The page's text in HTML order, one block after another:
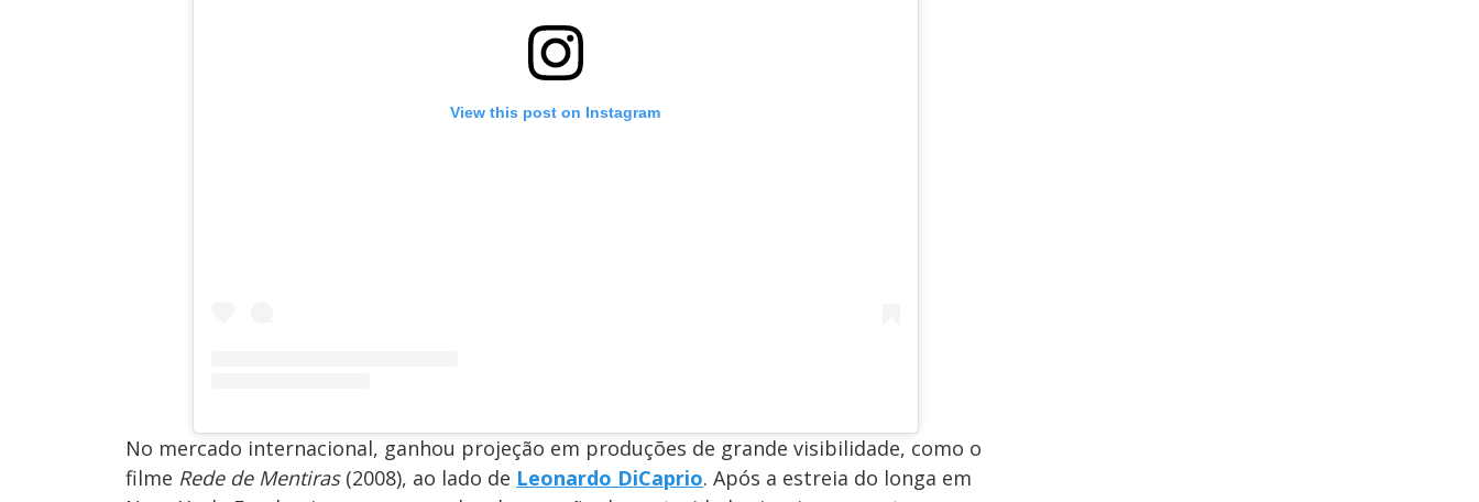
View this post on Instagram
No mercado internacional, ganhou projeção em produções de grande visibilidade, como o
filme Rede de Mentiras(2008), ao lado de Leonardo DiCaprio. Após a estreia do longa em